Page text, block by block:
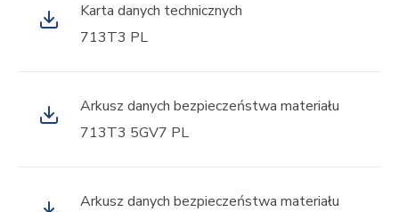
Karta danych technicznych
713T3 PL
Arkusz danych bezpieczeństwa materiału
713T3 5GV7 PL
Arkusz danych bezpieczeństwa materiału